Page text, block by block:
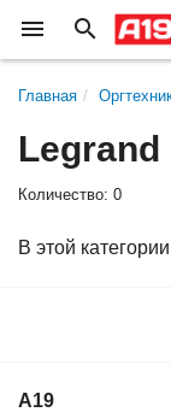
Главная
Legrand
Количество: 0
В этой
A19